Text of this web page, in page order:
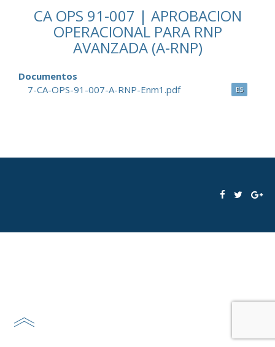
CA OPS 91-007 | APROBACION
OPERACIONAL PARA RNP
AVANZADA (A-RNP)
Documentos
7-CA-OPS-91-007-A-RNP-Enm1.pdf
ES